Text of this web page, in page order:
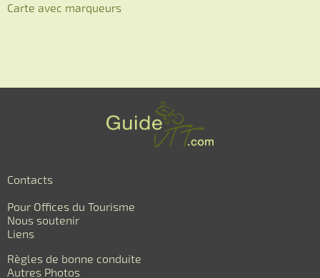
Carte avec marqueurs
Contacts
Pour Offices du Tourisme
Nous soutenir
Liens
Règles de bonne conduite
Autres Photos